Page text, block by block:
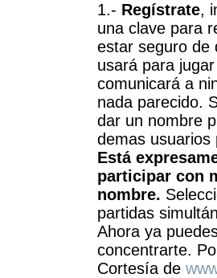
1.- Regístrate,
una clave para
estar seguro de
usará para
comunicará a
nada parecido.
dar un nombre
demas usuarios
Está
participar con
nombre.
partidas
Ahora ya
concentrarte.
Cortesía de